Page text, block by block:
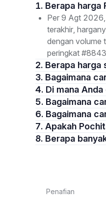
1. Berapa
Per 9 Agt
terakhir,
dengan volume
peringkat
2. Berapa
3. Bagaimana
4. Di mana
5. Bagaimana
6. Bagaimana
7. Apakah
8. Berapa
Penafian